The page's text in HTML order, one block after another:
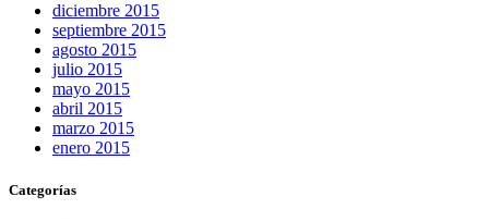
diciembre 2015
septiembre 2015
agosto 2015
julio 2015
mayo 2015
abril 2015
marzo 2015
enero 2015
Categorías